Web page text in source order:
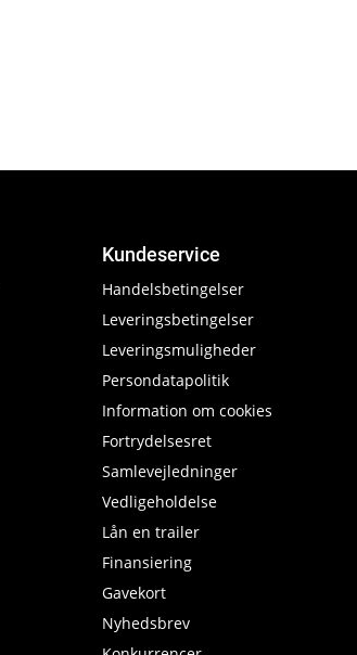
Kundeservice
Handelsbetingelser
Leveringsbetingelser
Leveringsmuligheder
Persondatapolitik
Information om cookies
Fortrydelsesret
Samlevejledninger
Vedligeholdelse
Lån en trailer
Finansiering
Gavekort
Nyhedsbrev